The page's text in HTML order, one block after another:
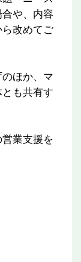
や、内容
改めてご
のほか、マ
も共有す
営業支援を